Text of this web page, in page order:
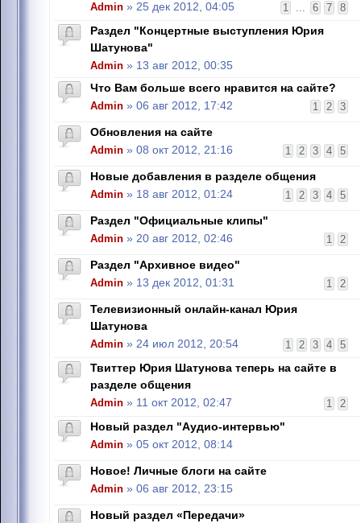
1 ... 6 7 8
Admin » 25 дек 2012, 04:05
Раздел "Концертные выступления Юрия
Шатунова"
Admin » 13 авг 2012, 00:35
Что Вам больше всего нравится на сайте?
1 2 3
Admin » 06 авг 2012, 17:42
Обновления на сайте
1 2 3 4 5
Admin » 08 окт 2012, 21:16
Новые добавления в разделе общения
1 2 3 4 5
Admin » 18 авг 2012, 01:24
Раздел "Официальные клипы"
1 2
Admin » 20 авг 2012, 02:46
Раздел "Архивное видео"
1 2
Admin » 13 дек 2012, 01:31
Телевизионный онлайн-канал Юрия
Шатунова
1 2 3 4 5
Admin » 24 июл 2012, 20:54
Твиттер Юрия Шатунова теперь на сайте в
разделе общения
1 2
Admin » 11 окт 2012, 02:47
Новый раздел "Аудио-интервью"
Admin » 05 окт 2012, 08:14
Новое! Личные блоги на сайте
Admin » 06 авг 2012, 23:15
Новый раздел «Передачи»